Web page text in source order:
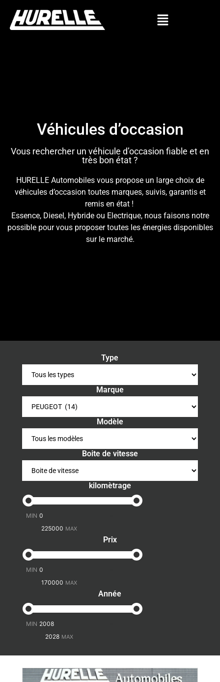
Véhicules d’occasion
Vous rechercher un véhicule d’occasion fiable et en
très bon état ?
HURELLE Automobiles vous propose un large choix de
véhicules d’occasion toutes marques, suivis, garantis et
remis en état !
Essence, Diesel, Hybride ou Electrique, nous faisons notre
possible pour vous proposer toutes les énergies disponibles
sur le marché.
Type
Marque
Modèle
Boite de vitesse
kilomètrage
Prix
Année